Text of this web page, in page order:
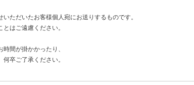
ただいたお客様個人宛にお送りするものです。
はご遠慮ください。
間が掛かかったり、
卒ご了承ください。